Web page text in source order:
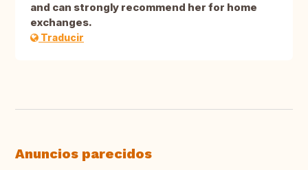
and can strongly recommend her for home
exchanges.
Traducir
Anuncios parecidos